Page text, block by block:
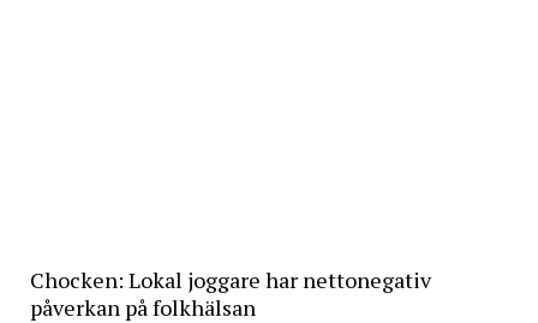
Chocken: Lokal joggare har nettonegativ
påverkan på folkhälsan